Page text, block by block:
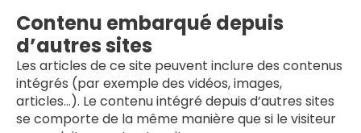
Contenu embarqué depuis
d’autres sites
Les articles de ce site peuvent inclure des contenus
intégrés (par exemple des vidéos, images,
articles…). Le contenu intégré depuis d’autres sites
se comporte de la même manière que si le visiteur